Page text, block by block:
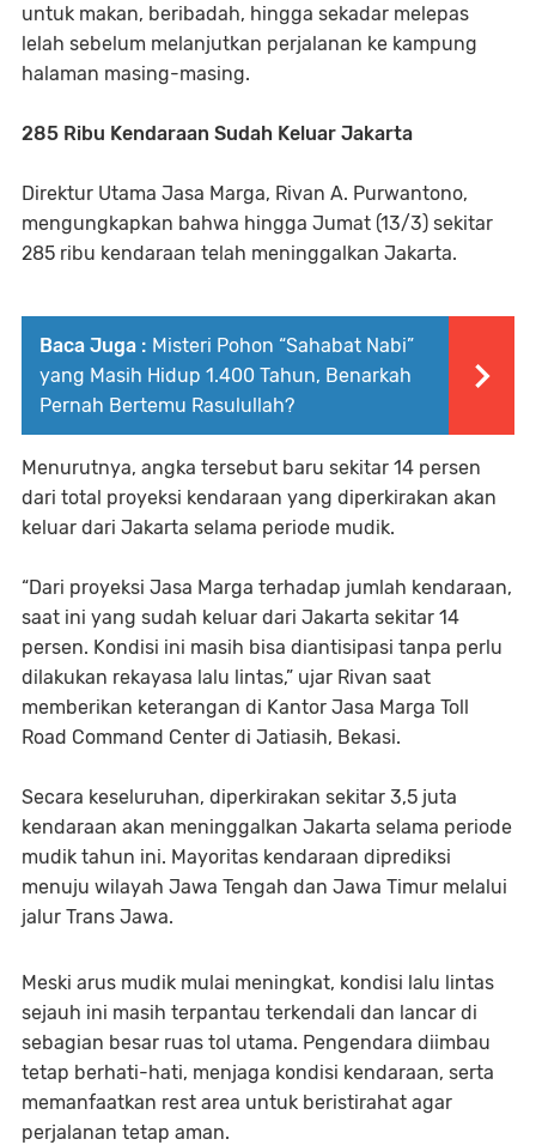
untuk makan, beribadah, hingga sekadar melepas
lelah sebelum melanjutkan perjalanan ke kampung
halaman masing-masing.
285 Ribu Kendaraan Sudah Keluar Jakarta
Direktur Utama Jasa Marga, Rivan A. Purwantono,
mengungkapkan bahwa hingga Jumat (13/3) sekitar
285 ribu kendaraan telah meninggalkan Jakarta.
Baca Juga : Misteri Pohon “Sahabat Nabi”
yang Masih Hidup 1.400 Tahun, Benarkah
Pernah Bertemu Rasulullah?
Menurutnya, angka tersebut baru sekitar 14 persen
dari total proyeksi kendaraan yang diperkirakan akan
keluar dari Jakarta selama periode mudik.
“Dari proyeksi Jasa Marga terhadap jumlah kendaraan,
saat ini yang sudah keluar dari Jakarta sekitar 14
persen. Kondisi ini masih bisa diantisipasi tanpa perlu
dilakukan rekayasa lalu lintas,” ujar Rivan saat
memberikan keterangan di Kantor Jasa Marga Toll
Road Command Center di Jatiasih, Bekasi.
Secara keseluruhan, diperkirakan sekitar 3,5 juta
kendaraan akan meninggalkan Jakarta selama periode
mudik tahun ini. Mayoritas kendaraan diprediksi
menuju wilayah Jawa Tengah dan Jawa Timur melalui
jalur Trans Jawa.
Meski arus mudik mulai meningkat, kondisi lalu lintas
sejauh ini masih terpantau terkendali dan lancar di
sebagian besar ruas tol utama. Pengendara diimbau
tetap berhati-hati, menjaga kondisi kendaraan, serta
memanfaatkan rest area untuk beristirahat agar
perjalanan tetap aman.